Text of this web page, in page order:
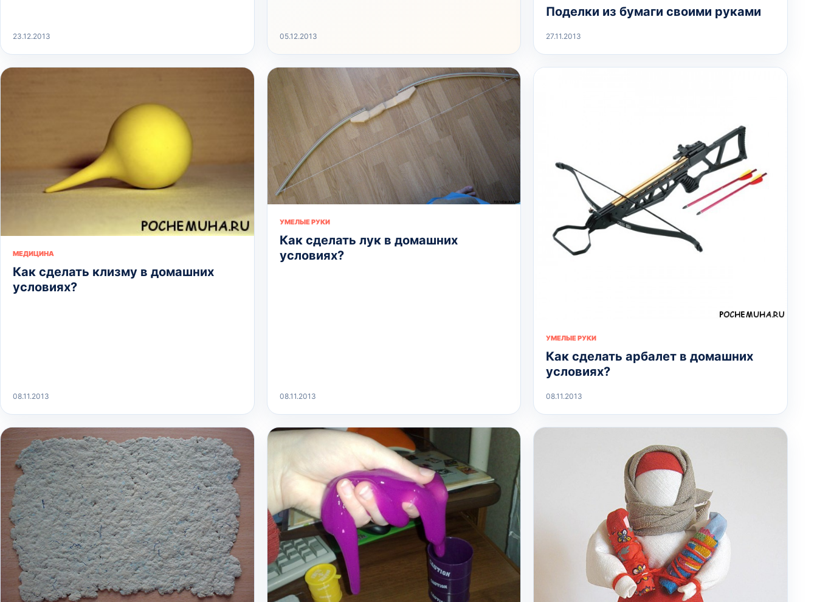
23.12.2013 05.12.2013
Поделки из бумаги своими руками
27.11.2013
МЕДИЦИНА
Как сделать клизму в домашних
условиях?
08.11.2013
УМЕЛЫЕ РУКИ
Как сделать лук в домашних
условиях?
08.11.2013
УМЕЛЫЕ РУКИ
Как сделать арбалет в домашних
условиях?
08.11.2013